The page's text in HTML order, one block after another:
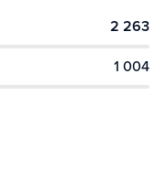
2 263
1 004